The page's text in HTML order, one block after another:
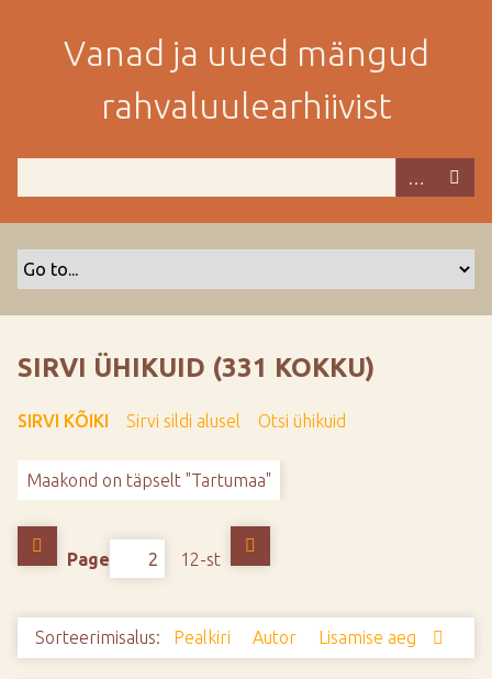
i
Vanad ja uued mängud
rahvaluulearhiivist
SIRVI ÜHIKUID (331 KOKKU)
SIRVI KÕIKI Sirvi sildi alusel Otsi ühikuid
Maakond on täpselt "Tartumaa"
Page 12-st
Sorteerimisalus: Pealkiri Autor Lisamise aeg